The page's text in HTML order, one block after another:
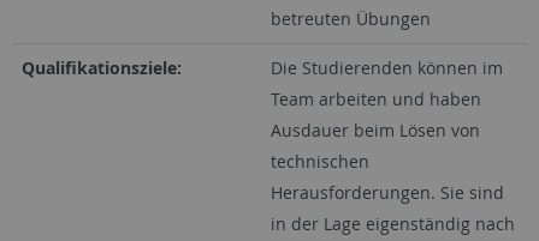
betreuten Übungen
Qualifikationsziele:
Die Studierenden können im
Team arbeiten und haben
Ausdauer beim Lösen von
technischen
Herausforderungen. Sie sind
in der Lage eigenständig nach